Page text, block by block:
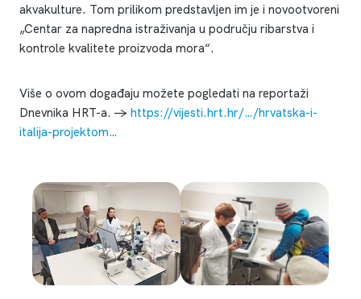
akvakulture. Tom prilikom predstavljen im je i novootvoreni
„Centar za napredna istraživanja u području ribarstva i
kontrole kvalitete proizvoda mora“.
Više o ovom događaju možete pogledati na reportaži
Dnevnika HRT-a. -> https://vijesti.hrt.hr/…/hrvatska-i-
italija-projektom…